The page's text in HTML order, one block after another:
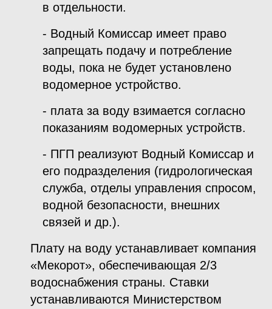
в отдельности.
- Водный Комиссар имеет право
запрещать подачу и потребление
воды, пока не будет установлено
водомерное устройство.
- плата за воду взимается согласно
показаниям водомерных устройств.
- ПГП реализуют Водный Комиссар и
его подразделения (гидрологическая
служба, отделы управления спросом,
водной безопасности, внешних
связей и др.).
Плату на воду устанавливает компания
«Мекорот», обеспечивающая 2/3
водоснабжения страны. Ставки
устанавливаются Министерством